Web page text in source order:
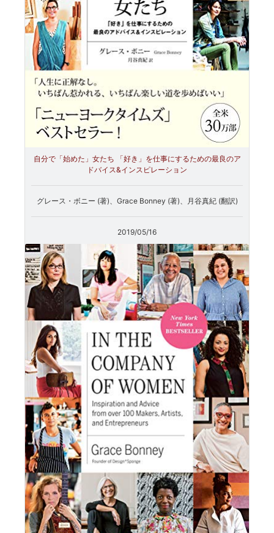
自分で「始めた」女たち 「好き」を仕事にするための最良のア
ドバイス&インスピレーション
グレース・ボニー (著)、Grace Bonney (著)、月谷真紀 (翻訳)
2019/05/16